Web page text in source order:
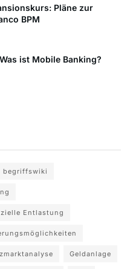
Pläne zur
BPM
ist Mobile Banking?
begriffswiki
Entlastung
Geldanlage